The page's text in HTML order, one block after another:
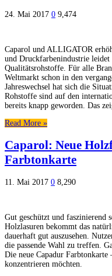
24. Mai 2017 0 9,474
Caparol und ALLIGATOR
und Druckfarbenindustrie
Qualitätsrohstoffe. Für alle
Weltmarkt schon in den
Jahreswechsel hat sich die
Rohstoffe sind auf den
bereits knapp geworden. Das
Read More »
Caparol: Neue
Farbtonkarte
11. Mai 2017 0 8,290
Gut geschützt und faszinierend
Holzlasuren bekommt das
dauerhaft gut auszusehen.
die passende Wahl zu treffen.
Die neue Capadur
konzentrieren möchten.